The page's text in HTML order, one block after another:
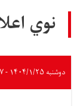
نوي
دوشنبه ۱۴۰۴/۱/۲۵ - ۱۵:۱۷